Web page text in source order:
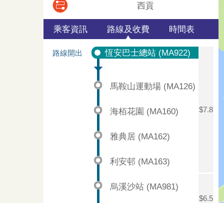
西貢
乘客資訊 路線及收費 時間表
路線開出 恆安巴士總站 (MA922)
$7.8
馬鞍山運動場 (MA126)
海栢花園 (MA160)
雅典居 (MA162)
利安邨 (MA163)
烏溪沙站 (MA981)
$6.5